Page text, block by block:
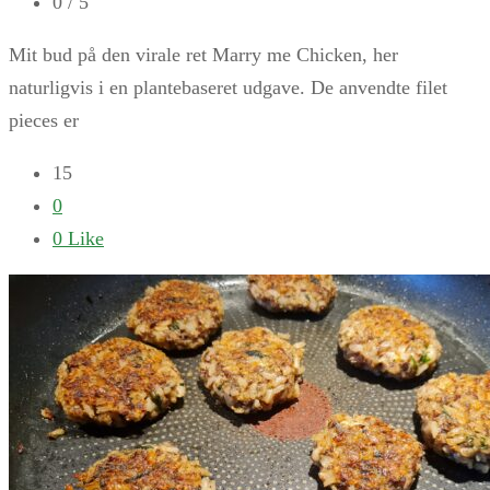
Mit bud på den virale ret Marry me Chicken, her
naturligvis i en plantebaseret udgave. De anvendte filet
pieces er
15
0
0 Like